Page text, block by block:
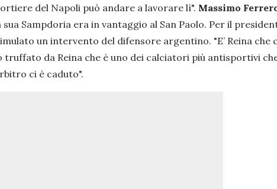
del Napoli può andare a lavorare lì". Massimo
Sampdoria era in vantaggio al San Paolo. Per il
un intervento del difensore argentino. "E’ Reina
truffato da Reina che è uno dei calciatori più antisportivi
ci è caduto".